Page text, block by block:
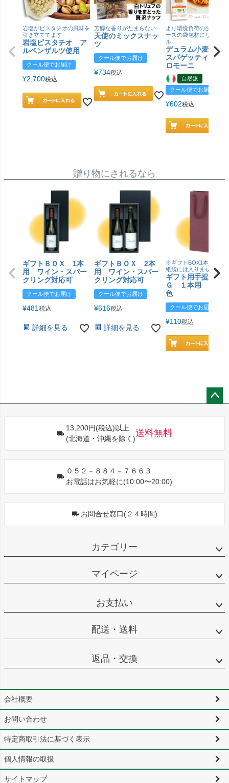
岩塩がピスタチオの風味を
引き立ててます
岩塩ピスタチオ ア
ルペンザルツ使用
クール便でお届け
¥2,700税込
芳醇な香りがたまらない
天使のミックスナッ
ツ
クール便でお届け
¥734税込
より環境負荷の少ない紙
ースの袋包材にリニュー
ル
デュラム小麦 有
スパゲッティ／ジ
ロモーニ
自然派
クール便でお届け
¥602税込
贈り物にされるなら
ギフトＢＯＸ 1本
用 ワイン・スパー
クリング対応可
クール便でお届け
¥481税込
詳細を見る
ギフトＢＯＸ 2本
用 ワイン・スパー
クリング対応可
クール便でお届け
¥616税込
詳細を見る
※ギフトBOX1本用はこ
紙袋には入りません
ギフト用手提げＢ
Ｇ １本用 エン
色
クール便でお届け
¥110税込
13,200円(税込)以上
(北海道・沖縄を除く)
送料無料
０５２－８８４－７６６３
お電話はお気軽に(10:00〜20:00)
お問合せ窓口(２４時間)
カテゴリー
マイページ
お支払い
配送・送料
返品・交換
会社概要
お問い合わせ
特定商取引法に基づく表示
個人情報の取扱
サイトマップ